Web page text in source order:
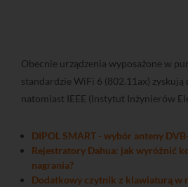
Obecnie urządzenia wyposażone w
standardzie WiFi 6 (802.11ax)
natomiast IEEE (Instytut Inżynierów
DIPOL SMART - wybór anteny
Rejestratory Dahua: jak wyróżnić
nagrania?
Dodatkowy czytnik z klawiaturą w